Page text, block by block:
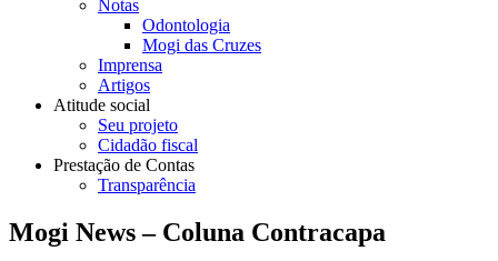
Notas
Odontologia
Mogi das Cruzes
Imprensa
Artigos
Atitude social
Seu projeto
Cidadão fiscal
Prestação de Contas
Transparência
Mogi News – Coluna Contracapa